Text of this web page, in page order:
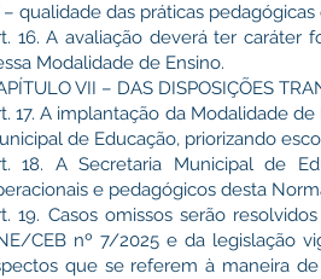
– qualidade das práticas
16. A avaliação deverá ter caráter
Modalidade de Ensino.
VII – DAS DISPOSIÇÕES
17. A implantação da Modalidade
de Educação, priorizando
18. A Secretaria Municipal de
e pedagógicos desta
19. Casos omissos serão
CEB nº 7/2025 e da legislação
que se referem à maneira